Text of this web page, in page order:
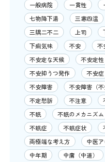
一般病院
一貫性
七物降下湯
三寒四温
三隅二不二
上司
下痢気味
不安 不
不安定な天候
不安定性
不安抑うつ発作
不安症
不安障害
不安障害（不
不定愁訴
不注意
不眠
不眠のメカニズム
不眠症
不眠症状
両極端な考え方
中医
中年期
中庸（中道）